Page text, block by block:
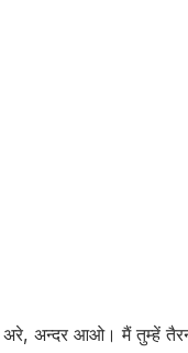
अन्दर आओ। मैं तुम्हें